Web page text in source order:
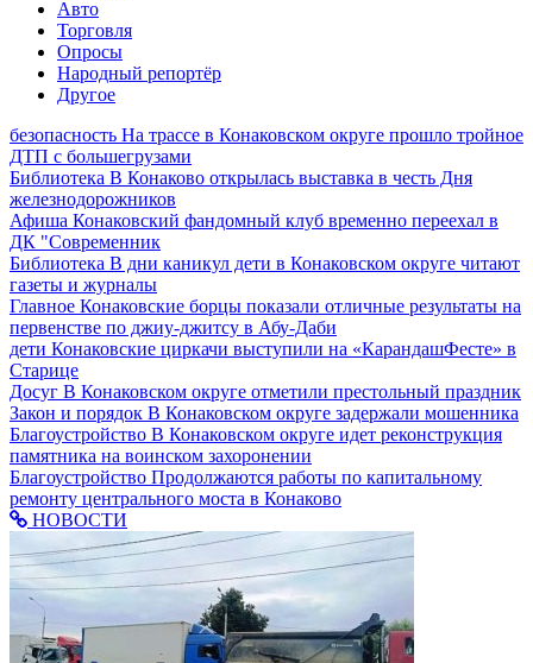
Авто
Торговля
Опросы
Народный репортёр
Другое
безопасность На трассе в Конаковском округе прошло тройное
ДТП с большегрузами
Библиотека В Конаково открылась выставка в честь Дня
железнодорожников
Афиша Конаковский фандомный клуб временно переехал в
ДК "Современник
Библиотека В дни каникул дети в Конаковском округе читают
газеты и журналы
Главное Конаковские борцы показали отличные результаты на
первенстве по джиу-джитсу в Абу-Даби
дети Конаковские циркачи выступили на «КарандашФесте» в
Старице
Досуг В Конаковском округе отметили престольный праздник
Закон и порядок В Конаковском округе задержали мошенника
Благоустройство В Конаковском округе идет реконструкция
памятника на воинском захоронении
Благоустройство Продолжаются работы по капитальному
ремонту центрального моста в Конаково
НОВОСТИ